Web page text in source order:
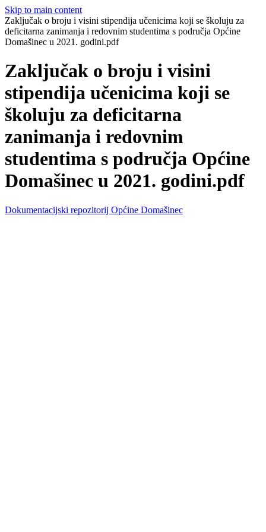
Skip to main content
Zaključak o broju i visini stipendija učenicima koji se školuju za
deficitarna zanimanja i redovnim studentima s područja Općine
Domašinec u 2021. godini.pdf
Zaključak o broju i visini
stipendija učenicima koji se
školuju za deficitarna
zanimanja i redovnim
studentima s područja Općine
Domašinec u 2021. godini.pdf
Dokumentacijski repozitorij Općine Domašinec